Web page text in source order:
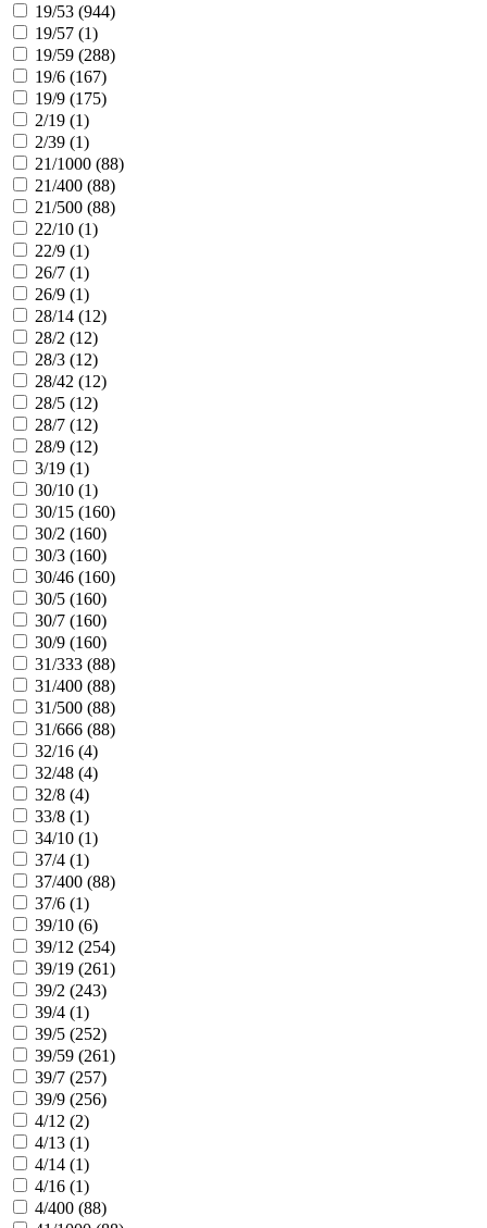
19/53 (944)
19/57 (1)
19/59 (288)
19/6 (167)
19/9 (175)
2/19 (1)
2/39 (1)
21/1000 (88)
21/400 (88)
21/500 (88)
22/10 (1)
22/9 (1)
26/7 (1)
26/9 (1)
28/14 (12)
28/2 (12)
28/3 (12)
28/42 (12)
28/5 (12)
28/7 (12)
28/9 (12)
3/19 (1)
30/10 (1)
30/15 (160)
30/2 (160)
30/3 (160)
30/46 (160)
30/5 (160)
30/7 (160)
30/9 (160)
31/333 (88)
31/400 (88)
31/500 (88)
31/666 (88)
32/16 (4)
32/48 (4)
32/8 (4)
33/8 (1)
34/10 (1)
37/4 (1)
37/400 (88)
37/6 (1)
39/10 (6)
39/12 (254)
39/19 (261)
39/2 (243)
39/4 (1)
39/5 (252)
39/59 (261)
39/7 (257)
39/9 (256)
4/12 (2)
4/13 (1)
4/14 (1)
4/16 (1)
4/400 (88)